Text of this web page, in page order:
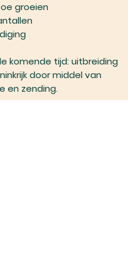
groeien
komende tijd: uitbreiding
door middel van
en zending.